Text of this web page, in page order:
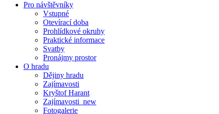
Pro návštěvníky
Vstupné
Otevírací doba
Prohlídkové okruhy
Praktické informace
Svatby
Pronájmy prostor
O hradu
Dějiny hradu
Zajímavosti
Kryštof Harant
Zajímavosti_new
Fotogalerie